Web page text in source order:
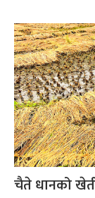
चैते धानको